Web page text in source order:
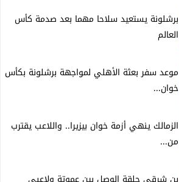
برشلونة يستعيد سلاحا مهما بعد صدمة كأس
العالم
موعد سفر بعثة الأهلي لمواجهة برشلونة بكأس
خوان...
الزمالك ينهي أزمة خوان بيزيرا.. واللاعب يقترب
من...